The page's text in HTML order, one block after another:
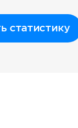
статистику